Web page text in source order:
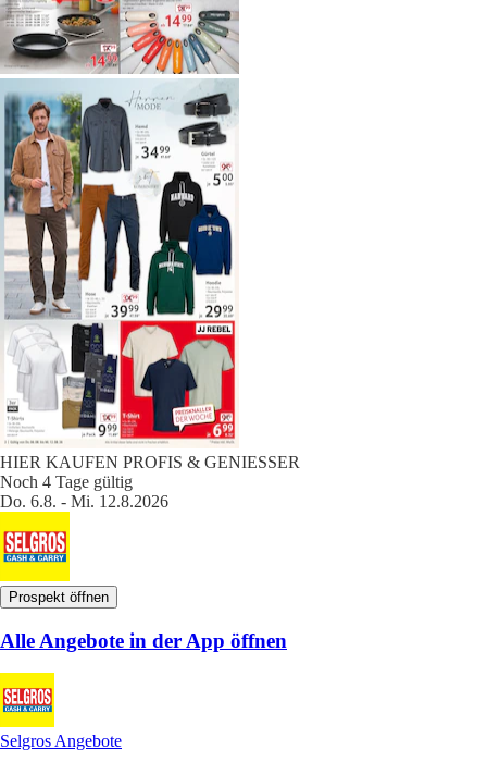
HIER KAUFEN PROFIS & GENIESSER
Noch 4 Tage gültig
Do. 6.8. - Mi. 12.8.2026
Prospekt öffnen
Alle Angebote in der App öffnen
Selgros Angebote